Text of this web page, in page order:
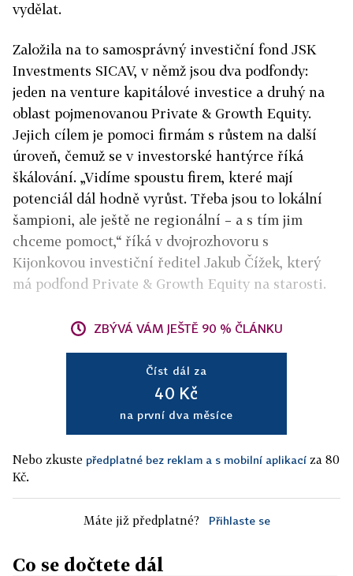
vydělat.
Založila na to samosprávný investiční fond JSK
Investments SICAV, v němž jsou dva podfondy:
jeden na venture kapitálové investice a druhý na
oblast pojmenovanou Private & Growth Equity.
Jejich cílem je pomoci firmám s růstem na další
úroveň, čemuž se v investorské hantýrce říká
škálování. „Vidíme spoustu firem, které mají
potenciál dál hodně vyrůst. Třeba jsou to lokální
šampioni, ale ještě ne regionální – a s tím jim
chceme pomoct,“ říká v dvojrozhovoru s
Kijonkovou investiční ředitel Jakub Čížek, který
má podfond Private & Growth Equity na starosti.
ZBÝVÁ VÁM JEŠTĚ 90 % ČLÁNKU
Číst dál za
40 Kč
na první dva měsíce
Nebo zkuste předplatné bez reklam a s mobilní aplikací za 80
Kč.
Máte již předplatné? Přihlaste se
Co se dočtete dál